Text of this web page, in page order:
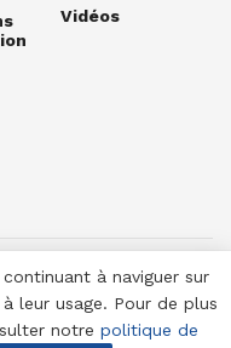
Vidéos
à naviguer sur
leur usage. Pour de plus
notre politique de